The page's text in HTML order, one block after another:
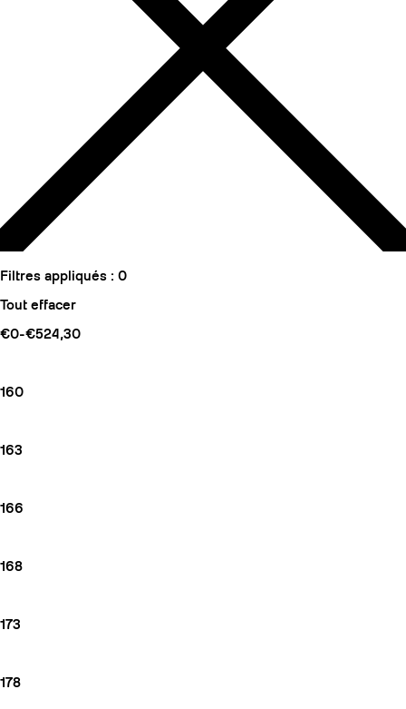
Filtres appliqués : 0
Tout effacer
€0-€524,30
160
163
166
168
173
178